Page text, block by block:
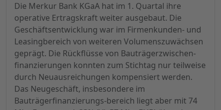
Die Merkur Bank KGaA hat im 1. Quartal ihre
operative Ertragskraft weiter ausgebaut. Die
Geschäftsentwicklung war im Firmenkunden- und
Leasingbereich von weiteren Volumenszuwächsen
geprägt. Die Rückflüsse von Bauträgerzwischen-
finanzierungen konnten zum Stichtag nur teilweise
durch Neuausreichungen kompensiert werden.
Das Neugeschäft, insbesondere im
Bauträgerfinanzierungs-bereich liegt aber mit 74